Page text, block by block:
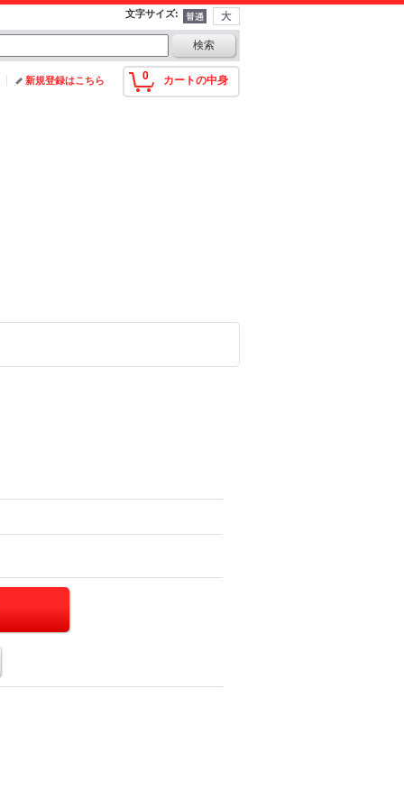
文字サイズ:
0 カートの中身
新規登録はこちら